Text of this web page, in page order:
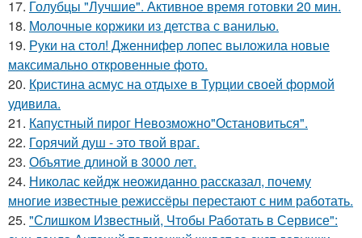
17. Голубцы "Лучшие". Активное время готовки 20 мин.
18. Молочные коржики из детства с ванилью.
19. Руки на стол! Дженнифер лопес выложила новые
максимально откровенные фото.
20. Кристина асмус на отдыхе в Турции своей формой
удивила.
21. Капустный пирог Невозможно"Остановиться".
22. Горячий душ - это твой враг.
23. Объятие длиной в 3000 лет.
24. Николас кейдж неожиданно рассказал, почему
многие известные режиссёры перестают с ним работать.
25. "Слишком Известный, Чтобы Работать в Сервисе":